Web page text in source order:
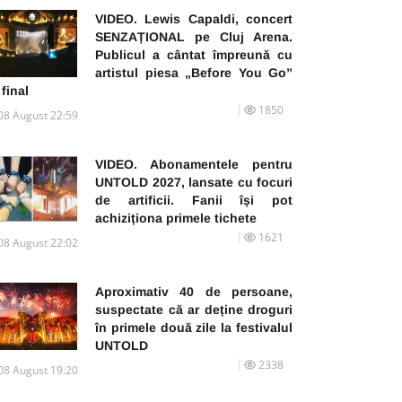
VIDEO. Lewis Capaldi, concert
SENZAȚIONAL pe Cluj Arena.
Publicul a cântat împreună cu
artistul piesa „Before You Go”
August 22:59 1850
VIDEO. Abonamentele pentru
UNTOLD 2027, lansate cu focuri
de artificii. Fanii își pot
achiziționa primele tichete
August 22:02 1621
Aproximativ 40 de persoane,
suspectate că ar deține droguri
în primele două zile la festivalul
UNTOLD
August 19:20 2338